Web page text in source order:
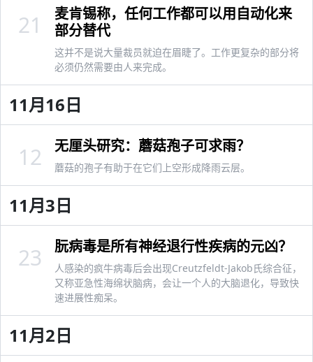
麦肯锡称，任何工作都可以用自动化来
部分替代
这并不是说大量裁员就迫在眉睫了。工作更复杂的部分将
必须仍然需要由人来完成。
21
11月16日
无厘头研究：蘑菇孢子可求雨？
蘑菇的孢子有助于在它们上空形成降雨云层。
12
11月3日
朊病毒是所有神经退行性疾病的元凶？
人感染的疯牛病毒后会出现Creutzfeldt-Jakob氏综合征，
又称亚急性海绵状脑病，会让一个人的大脑退化，导致快
速进展性痴呆。
23
11月2日